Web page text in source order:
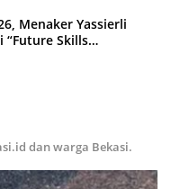
Menaker Yassierli
“Future Skills
dan warga Bekasi.